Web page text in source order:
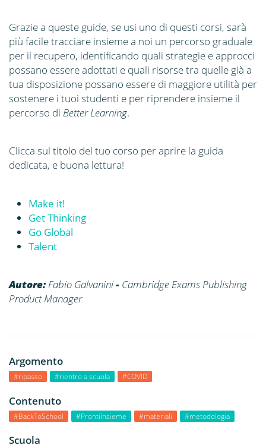
Grazie a queste guide, se usi uno di questi corsi, sarà
più facile tracciare insieme a noi un percorso graduale
per il recupero, identificando quali strategie e approcci
possano essere adottati e quali risorse tra quelle già a
tua disposizione possano essere di maggiore utilità per
sostenere i tuoi studenti e per riprendere insieme il
percorso di Better Learning.
Clicca sul titolo del tuo corso per aprire la guida
dedicata, e buona lettura!
Make it!
Get Thinking
Go Global
Talent
Autore: Fabio Galvanini- Cambridge Exams Publishing
Product Manager
Argomento
#ripasso #rientro a scuola #COVID
Contenuto
#BackToSchool #ProntiInsieme #materiali #metodologia
Scuola